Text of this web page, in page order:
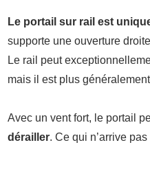
Le portail sur rail est
supporte une ouverture
Le rail peut
mais il est plus
Avec un vent fort, le portail
dérailler. Ce qui n’arrive